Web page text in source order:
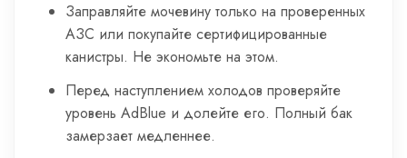
Заправляйте мочевину только на проверенных
АЗС или покупайте сертифицированные
канистры. Не экономьте на этом.
Перед наступлением холодов проверяйте
уровень AdBlue и долейте его. Полный бак
замерзает медленнее.